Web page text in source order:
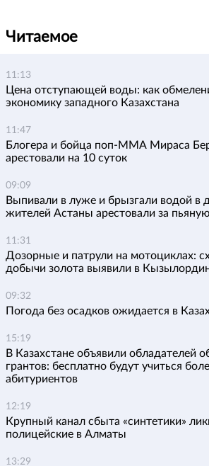
Читаемое
11:13
Цена отступающей воды: как
экономику западного Казахстана
11:47
Блогера и бойца поп-ММА Мираса
арестовали на 10 суток
09:09
Выпивали в луже и брызгали водой в
жителей Астаны арестовали за
11:31
Дозорные и патрули на мотоциклах:
добычи золота выявили в
09:32
Погода без осадков ожидается в
15:19
В Казахстане объявили обладателей
грантов: бесплатно будут учиться
абитуриентов
12:19
Крупный канал сбыта «синтетики»
полицейские в Алматы
13:29